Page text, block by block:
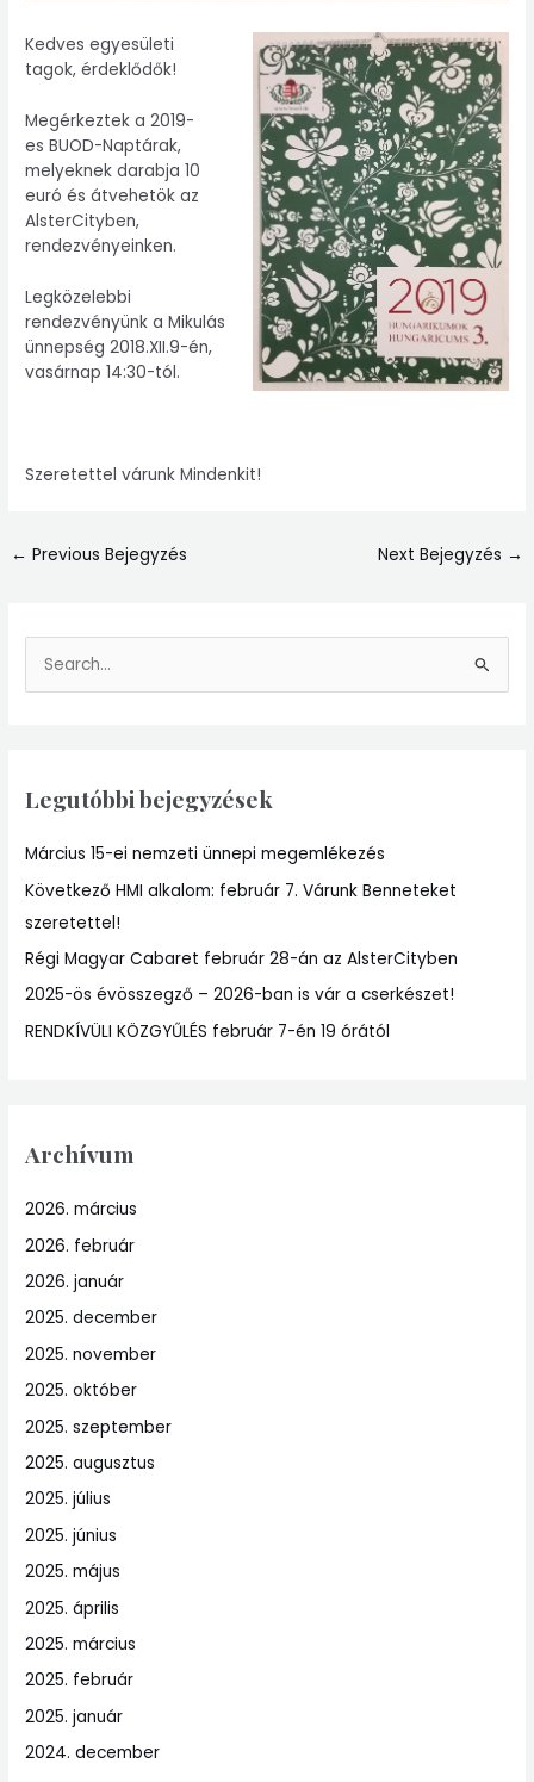
Kedves egyesületi
tagok, érdeklődők!
Megérkeztek a 2019-
es BUOD-Naptárak,
melyeknek darabja 10
euró és átvehetök az
AlsterCityben,
rendezvényeinken.
Legközelebbi
rendezvényünk a Mikulás
ünnepség 2018.XII.9-én,
vasárnap 14:30-tól.
Szeretettel várunk Mindenkit!
← Previous Bejegyzés Next Bejegyzés →
e
c
f
o
r
:
Legutóbbi bejegyzések
Március 15-ei nemzeti ünnepi megemlékezés
Következő HMI alkalom: február 7. Várunk Benneteket
szeretettel!
Régi Magyar Cabaret február 28-án az AlsterCityben
2025-ös évösszegző – 2026-ban is vár a cserkészet!
RENDKÍVÜLI KÖZGYŰLÉS február 7-én 19 órától
Archívum
2026. március
2026. február
2026. január
2025. december
2025. november
2025. október
2025. szeptember
2025. augusztus
2025. július
2025. június
2025. május
2025. április
2025. március
2025. február
2025. január
2024. december